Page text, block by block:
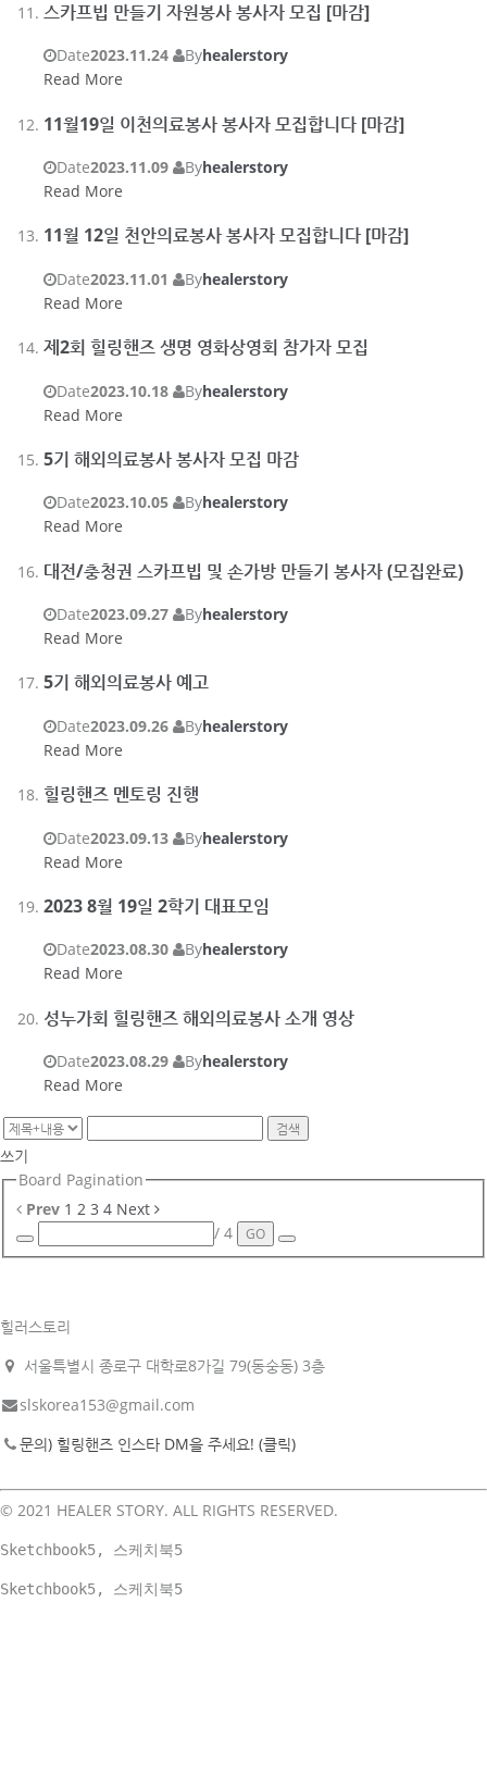
스카프빕 만들기 자원봉사 봉사자 모집 [마감]
Date2023.11.24 Byhealerstory
Read More
11월19일 이천의료봉사 봉사자 모집합니다 [마감]
Date2023.11.09 Byhealerstory
Read More
11월 12일 천안의료봉사 봉사자 모집합니다 [마감]
Date2023.11.01 Byhealerstory
Read More
제2회 힐링핸즈 생명 영화상영회 참가자 모집
Date2023.10.18 Byhealerstory
Read More
5기 해외의료봉사 봉사자 모집 마감
Date2023.10.05 Byhealerstory
Read More
대전/충청권 스카프빕 및 손가방 만들기 봉사자 (모집완료)
Date2023.09.27 Byhealerstory
Read More
5기 해외의료봉사 예고
Date2023.09.26 Byhealerstory
Read More
힐링핸즈 멘토링 진행
Date2023.09.13 Byhealerstory
Read More
2023 8월 19일 2학기 대표모임
Date2023.08.30 Byhealerstory
Read More
성누가회 힐링핸즈 해외의료봉사 소개 영상
Date2023.08.29 Byhealerstory
Read More
검색
쓰기
Board Pagination
Prev 1 2 3 4 Next
/ 4
GO
힐러스토리
서울특별시 종로구 대학로8가길 79(동숭동) 3층
slskorea153@gmail.com
문의) 힐링핸즈 인스타 DM을 주세요! (클릭)
© 2021 HEALER STORY. ALL RIGHTS RESERVED.
Sketchbook5, 스케치북5
Sketchbook5, 스케치북5